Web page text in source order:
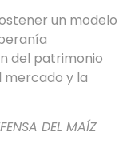
un modelo
del patrimonio
mercado y la
DEL MAÍZ